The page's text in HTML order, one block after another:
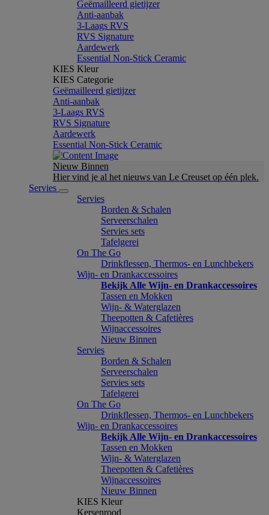
Geëmailleerd gietijzer
Anti-aanbak
3-Laags RVS
RVS Signature
Aardewerk
Essential Non-Stick Ceramic
KIES Kleur
KIES Categorie
Geëmailleerd gietijzer
Anti-aanbak
3-Laags RVS
RVS Signature
Aardewerk
Essential Non-Stick Ceramic
Nieuw Binnen
Hier vind je al het nieuws van Le Creuset op één plek.
Servies
Servies
Borden & Schalen
Serveerschalen
Servies sets
Tafelgerei
On The Go
Drinkflessen, Thermos- en Lunchbekers
Wijn- en Drankaccessoires
Bekijk Alle Wijn- en Drankaccessoires
Tassen en Mokken
Wijn- & Waterglazen
Theepotten & Cafetières
Wijnaccessoires
Nieuw Binnen
Servies
Borden & Schalen
Serveerschalen
Servies sets
Tafelgerei
On The Go
Drinkflessen, Thermos- en Lunchbekers
Wijn- en Drankaccessoires
Bekijk Alle Wijn- en Drankaccessoires
Tassen en Mokken
Wijn- & Waterglazen
Theepotten & Cafetières
Wijnaccessoires
Nieuw Binnen
KIES Kleur
Kersenrood